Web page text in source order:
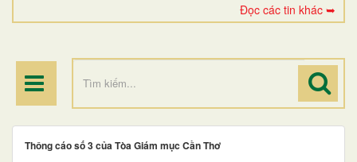
Đọc các tin khác ➥
ĐIỂM HÀNH HƯƠNG
Thông cáo số 3 của Tòa Giám mục Cần Thơ